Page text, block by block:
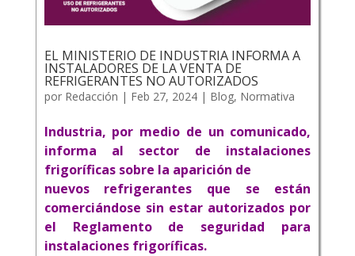
EL MINISTERIO DE INDUSTRIA INFORMA A
INSTALADORES DE LA VENTA DE
REFRIGERANTES NO AUTORIZADOS
por Redacción | Feb 27, 2024| Blog, Normativa
Industria, por medio de un comunicado,
informa al sector de instalaciones
frigoríficas sobre la aparición de
nuevos refrigerantes que se están
comerciándose sin estar autorizados por
el Reglamento de seguridad para
instalaciones frigoríficas.